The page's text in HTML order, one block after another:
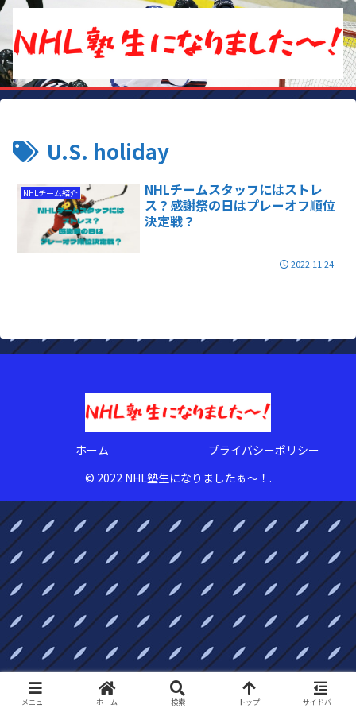
U.S. holiday
NHLチーム紹介
NHLチームスタッフにはストレ
ス？感謝祭の日はプレーオフ順位
決定戦？
2022.11.24
ホーム
プライバシーポリシー
© 2022 NHL塾生になりましたぁ〜！.
メニュー ホーム 検索 トップ サイドバー